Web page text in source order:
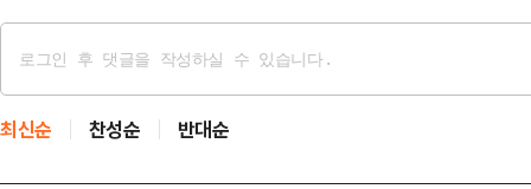
최신순 찬성순 반대순